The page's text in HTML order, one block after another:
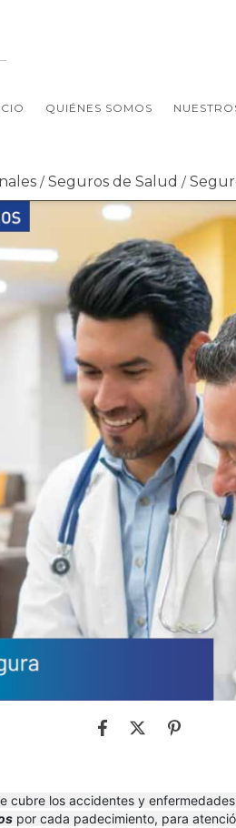
QUIÉNES SOMOS
/ Seguros de Salud /
cubre los accidentes y
por cada padecimiento, para